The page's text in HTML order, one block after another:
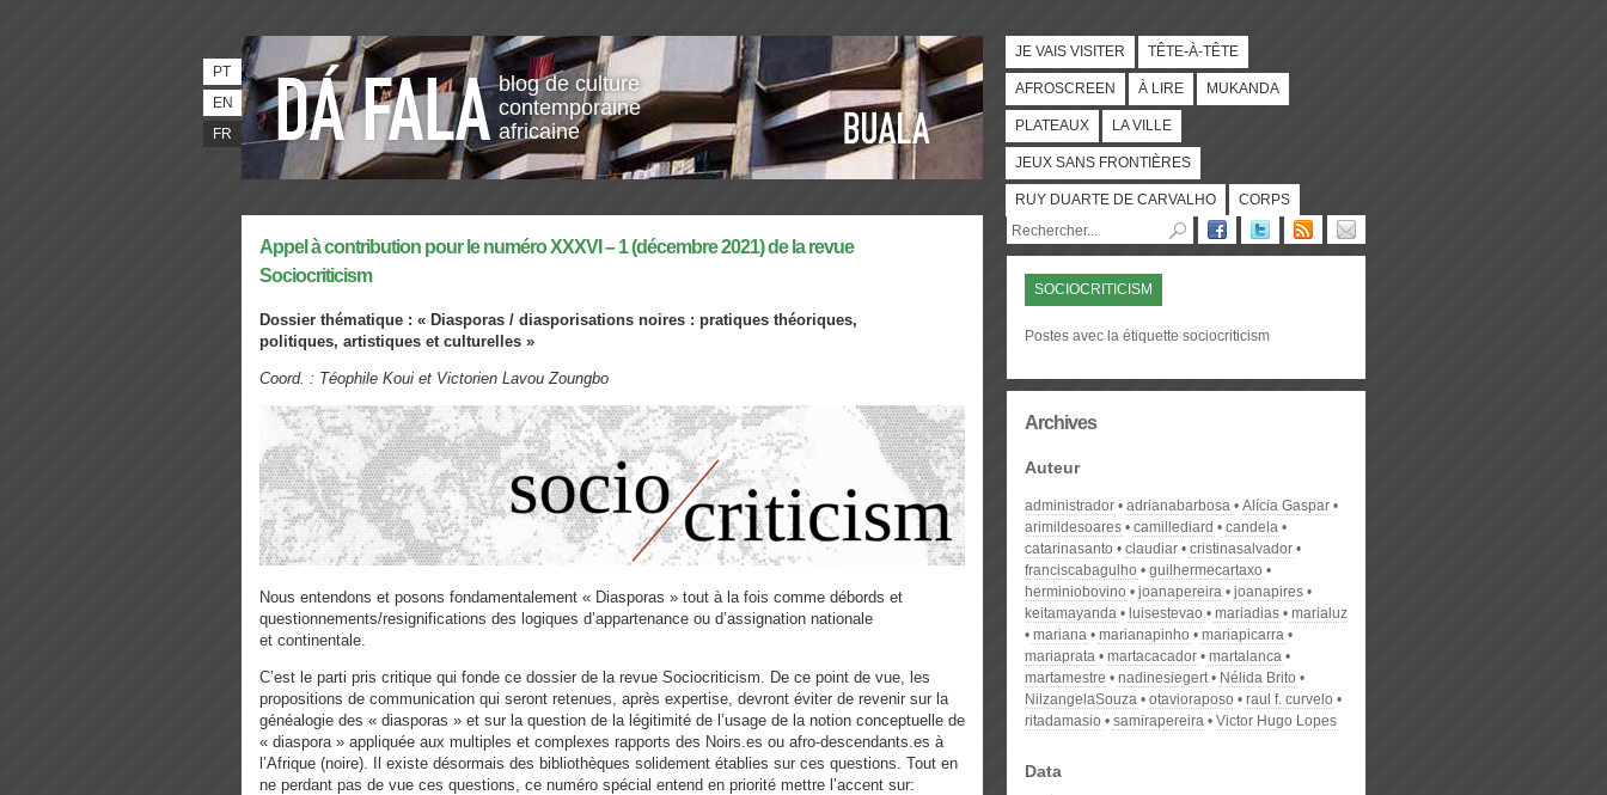
blog de culture
contemporaine
africaine
PT
EN
FR
JE VAIS VISITER TÊTE-À-TÊTE
AFROSCREEN À LIRE MUKANDA
PLATEAUX LA VILLE
JEUX SANS FRONTIÈRES
RUY DUARTE DE CARVALHO CORPS
Appel à contribution pour le numéro XXXVI – 1 (décembre 2021) de la revue
Sociocriticism
Dossier thématique : « Diasporas / diasporisations noires : pratiques théoriques,
politiques, artistiques et culturelles »
Coord. : Téophile Koui et Victorien Lavou Zoungbo
Nous entendons et posons fondamentalement « Diasporas » tout à la fois comme débords et
questionnements/resignifications des logiques d’appartenance ou d’assignation nationale
et continentale.
C’est le parti pris critique qui fonde ce dossier de la revue Sociocriticism. De ce point de vue, les
propositions de communication qui seront retenues, après expertise, devront éviter de revenir sur la
généalogie des « diasporas » et sur la question de la légitimité de l’usage de la notion conceptuelle de
« diaspora » appliquée aux multiples et complexes rapports des Noirs.es ou afro-descendants.es à
l’Afrique (noire). Il existe désormais des bibliothèques solidement établies sur ces questions. Tout en
ne perdant pas de vue ces questions, ce numéro spécial entend en priorité mettre l’accent sur:
SOCIOCRITICISM
Postes avec la étiquette sociocriticism
Archives
Auteur
administrador adrianabarbosa
Alícia Gaspar
arimildesoares
camillediard
candela
catarinasanto
claudiar
cristinasalvador
franciscabagulho
guilhermecartaxo
herminiobovino
joanapereira
joanapires
keitamayanda
luisestevao mariadias
marialuz
mariana
marianapinho
mariapicarra
mariaprata
martacacador
martalanca
martamestre
nadinesiegert
Nélida Brito
NilzangelaSouza
otavioraposo
raul f. curvelo
ritadamasio
samirapereira Victor Hugo Lopes
Data